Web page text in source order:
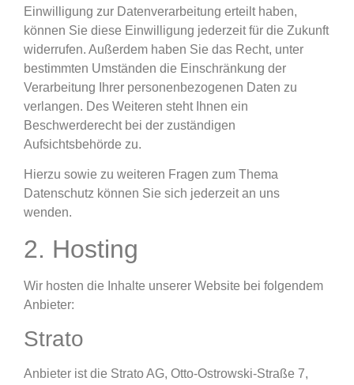
Einwilligung zur Datenverarbeitung erteilt haben,
können Sie diese Einwilligung jederzeit für die Zukunft
widerrufen. Außerdem haben Sie das Recht, unter
bestimmten Umständen die Einschränkung der
Verarbeitung Ihrer personenbezogenen Daten zu
verlangen. Des Weiteren steht Ihnen ein
Beschwerderecht bei der zuständigen
Aufsichtsbehörde zu.
Hierzu sowie zu weiteren Fragen zum Thema
Datenschutz können Sie sich jederzeit an uns
wenden.
2. Hosting
Wir hosten die Inhalte unserer Website bei folgendem
Anbieter:
Strato
Anbieter ist die Strato AG, Otto-Ostrowski-Straße 7,